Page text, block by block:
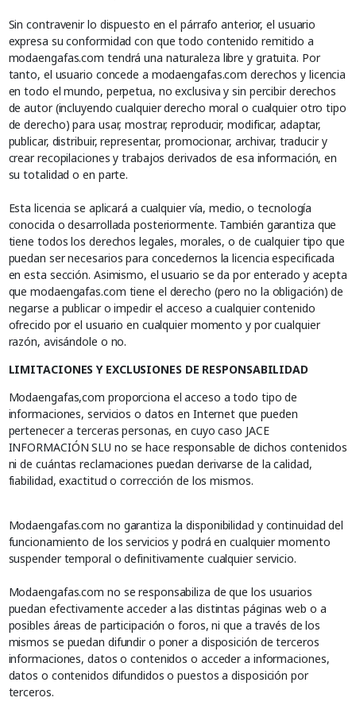
Sin contravenir lo dispuesto en el párrafo anterior, el usuario
expresa su conformidad con que todo contenido remitido a
modaengafas.com tendrá una naturaleza libre y gratuita. Por
tanto, el usuario concede a modaengafas.com derechos y licencia
en todo el mundo, perpetua, no exclusiva y sin percibir derechos
de autor (incluyendo cualquier derecho moral o cualquier otro tipo
de derecho) para usar, mostrar, reproducir, modificar, adaptar,
publicar, distribuir, representar, promocionar, archivar, traducir y
crear recopilaciones y trabajos derivados de esa información, en
su totalidad o en parte.
Esta licencia se aplicará a cualquier vía, medio, o tecnología
conocida o desarrollada posteriormente. También garantiza que
tiene todos los derechos legales, morales, o de cualquier tipo que
puedan ser necesarios para concedernos la licencia especificada
en esta sección. Asimismo, el usuario se da por enterado y acepta
que modaengafas.com tiene el derecho (pero no la obligación) de
negarse a publicar o impedir el acceso a cualquier contenido
ofrecido por el usuario en cualquier momento y por cualquier
razón, avisándole o no.
LIMITACIONES Y EXCLUSIONES DE RESPONSABILIDAD
Modaengafas,com proporciona el acceso a todo tipo de
informaciones, servicios o datos en Internet que pueden
pertenecer a terceras personas, en cuyo caso JACE
INFORMACIÓN SLU no se hace responsable de dichos contenidos
ni de cuántas reclamaciones puedan derivarse de la calidad,
fiabilidad, exactitud o corrección de los mismos.
Modaengafas.com no garantiza la disponibilidad y continuidad del
funcionamiento de los servicios y podrá en cualquier momento
suspender temporal o definitivamente cualquier servicio.
Modaengafas.com no se responsabiliza de que los usuarios
puedan efectivamente acceder a las distintas páginas web o a
posibles áreas de participación o foros, ni que a través de los
mismos se puedan difundir o poner a disposición de terceros
informaciones, datos o contenidos o acceder a informaciones,
datos o contenidos difundidos o puestos a disposición por
terceros.